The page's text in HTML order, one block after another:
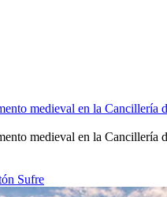
medieval en la Cancillería
medieval en la Cancillería
Sufre